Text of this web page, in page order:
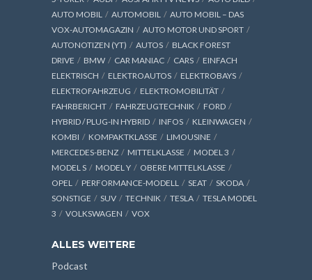
AUTO MOBIL
AUTOMOBIL
AUTO MOBIL – DAS
VOX-AUTOMAGAZIN
AUTO MOTOR UND SPORT
AUTONOTIZEN (YT)
AUTOS
BLACK FOREST
DRIVE
BMW CAR MANIAC CARS
EINFACH
ELEKTRISCH
ELEKTROAUTOS
ELEKTROBAYS
ELEKTROFAHRZEUG
ELEKTROMOBILITÄT
FAHRBERICHT
FAHRZEUGTECHNIK
FORD
HYBRID / PLUG-IN HYBRID
INFOS
KLEINWAGEN
KOMBI
KOMPAKTKLASSE
LIMOUSINE
MERCEDES-BENZ
MITTELKLASSE
MODEL 3
MODEL S
MODEL Y
OBERE MITTELKLASSE
OPEL
PERFORMANCE-MODELL SEAT
SKODA
SONSTIGE
SUV TECHNIK TESLA
TESLA MODEL
3
VOLKSWAGEN VOX
ALLES WEITERE
Podcast